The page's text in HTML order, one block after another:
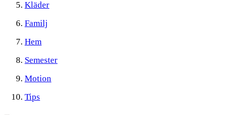
Kläder
Familj
Hem
Semester
Motion
Tips